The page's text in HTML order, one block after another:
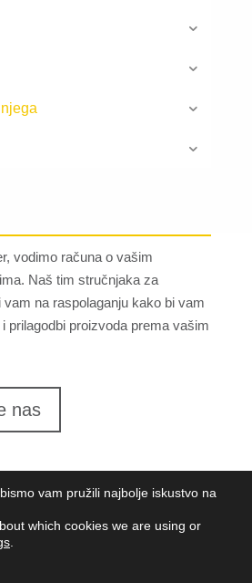
vodimo računa o vašim
Naš tim stručnjaka za
vam na raspolaganju kako bi vam
prilagodbi proizvoda prema vašim
nas
2023. Sva prava pridržana |
vam pružili najbolje iskustvo na
which cookies we are using or